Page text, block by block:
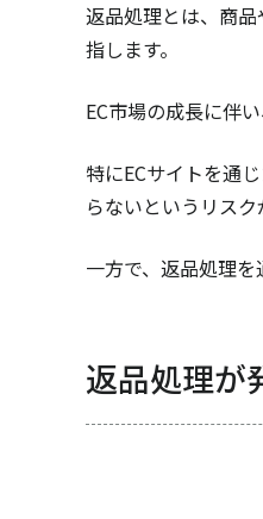
返品処理とは、商
指します。
EC市場の成長に伴
特にECサイトを通
らないというリスク
一方で、返品処理
返品処理が